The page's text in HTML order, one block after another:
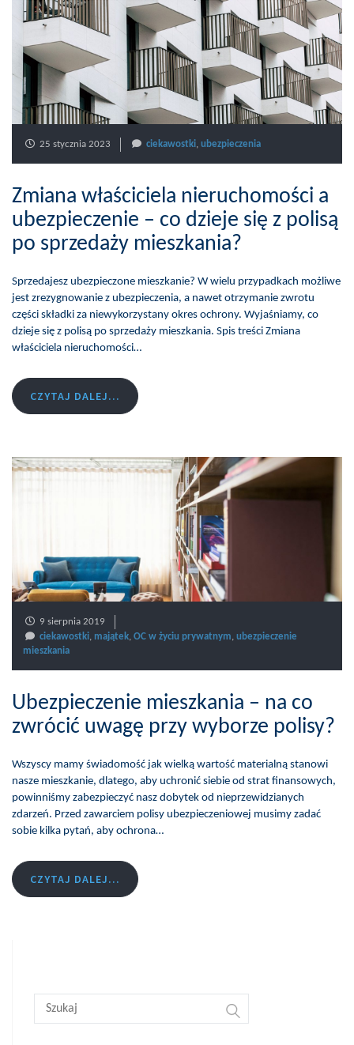
25 stycznia 2023 ciekawostki ubezpieczenia
Zmiana właściciela nieruchomości a
ubezpieczenie – co dzieje się z polisą
po sprzedaży mieszkania?
Sprzedajesz ubezpieczone mieszkanie? W wielu przypadkach możliwe
jest zrezygnowanie z ubezpieczenia, a nawet otrzymanie zwrotu
części składki za niewykorzystany okres ochrony. Wyjaśniamy, co
dzieje się z polisą po sprzedaży mieszkania. Spis treści Zmiana
właściciela nieruchomości…
CZYTAJ DALEJ...
9 sierpnia 2019
ciekawostki, majątek, OC w życiu prywatnym, ubezpieczenie
mieszkania
Ubezpieczenie mieszkania – na co
zwrócić uwagę przy wyborze polisy?
Wszyscy mamy świadomość jak wielką wartość materialną stanowi
nasze mieszkanie, dlatego, aby uchronić siebie od strat finansowych,
powinniśmy zabezpieczyć nasz dobytek od nieprzewidzianych
zdarzeń. Przed zawarciem polisy ubezpieczeniowej musimy zadać
sobie kilka pytań, aby ochrona…
CZYTAJ DALEJ...